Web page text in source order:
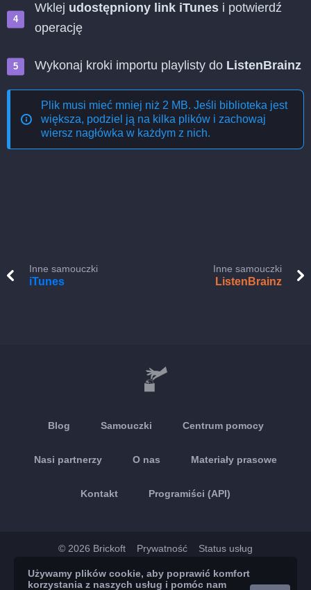
Wklej udostępniony link iTunes i potwierdź
operację
Wykonaj kroki importu playlisty do ListenBrainz
Plik musi mieć mniej niż 2 MB. Jeśli biblioteka jest
większa, podziel ją na kilka plików i zachowaj
wiersz nagłówka w każdym z nich.
Inne samouczki
iTunes
Inne samouczki
ListenBrainz
Blog Samouczki Centrum pomocy
Nasi partnerzy O nas Materiały prasowe
Kontakt Programiści (API)
© 2026 Brickoft Prywatność Status usług
App Store Google Play
Używamy plików cookie, aby poprawić komfort
korzystania z naszych usług i pomóc nam